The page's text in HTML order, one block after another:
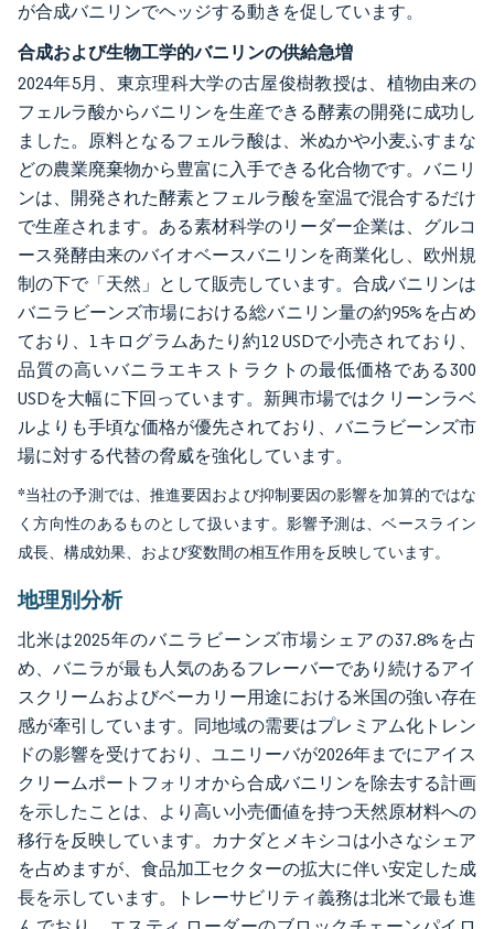
が合成バニリンでヘッジする動きを促しています。
合成および生物工学的バニリンの供給急増
2024年5月、東京理科大学の古屋俊樹教授は、植物由来の
フェルラ酸からバニリンを生産できる酵素の開発に成功し
ました。原料となるフェルラ酸は、米ぬかや小麦ふすまな
どの農業廃棄物から豊富に入手できる化合物です。バニリ
ンは、開発された酵素とフェルラ酸を室温で混合するだけ
で生産されます。ある素材科学のリーダー企業は、グルコ
ース発酵由来のバイオベースバニリンを商業化し、欧州規
制の下で「天然」として販売しています。合成バニリンは
バニラビーンズ市場における総バニリン量の約95%を占め
ており、1キログラムあたり約12 USDで小売されており、
品質の高いバニラエキストラクトの最低価格である300
USDを大幅に下回っています。新興市場ではクリーンラベ
ルよりも手頃な価格が優先されており、バニラビーンズ市
場に対する代替の脅威を強化しています。
*当社の予測では、推進要因および抑制要因の影響を加算的ではな
く方向性のあるものとして扱います。影響予測は、ベースライン
成長、構成効果、および変数間の相互作用を反映しています。
地理別分析
北米は2025年のバニラビーンズ市場シェアの37.8%を占
め、バニラが最も人気のあるフレーバーであり続けるアイ
スクリームおよびベーカリー用途における米国の強い存在
感が牽引しています。同地域の需要はプレミアム化トレン
ドの影響を受けており、ユニリーバが2026年までにアイス
クリームポートフォリオから合成バニリンを除去する計画
を示したことは、より高い小売価値を持つ天然原材料への
移行を反映しています。カナダとメキシコは小さなシェア
を占めますが、食品加工セクターの拡大に伴い安定した成
長を示しています。トレーサビリティ義務は北米で最も進